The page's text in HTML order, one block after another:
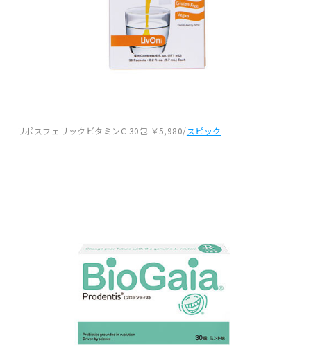
リポスフェリックビタミンC 30包 ￥5,980/スピック